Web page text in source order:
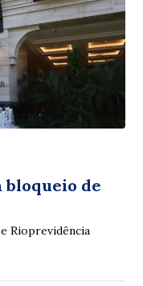
bloqueio de
Rioprevidência